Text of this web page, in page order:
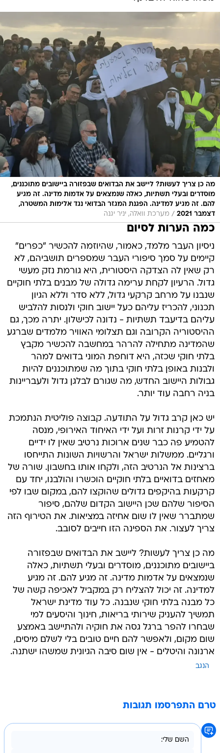
מה כן צריך לעשות? ליישב את הבדואים שבפזורה ביישובים מתוכננים,
מוסדרים ובעלי תשתיות, כאלה שנמצאים על אדמות מדינה. זה מגיע
להם. זה מגיע למדינה. הפגנת המגזר הבדואי נגד אלימות המשטרה,
דצמבר 2021
/ מערכת וואלה, יניר יגנה
כמה הערות לסיום
ניסיון העבר מלמד, כאמור, שהיוזמה להכשיר "כפרים"
קיימים על סמך סיפורי העבר שמספרים תושביהם, לא
רק שאין לה הצדקה היסטורית, היא גורמת נזק מעשי
גדול. הרעיון לקחת ערימה גדולה של מבנים בלתי חוקיים
שנבנו על מרחב קרקעי גדול, ללא סדר וללא הגיון
תכנוני, להכריז עליהם כעל יישוב חוקי ולנסות להלביש
עליהם בדיעבד תשתיות - נדונה לכישלון. יתרה מכך, גם
ההיסטוריה הקרובה וגם תצלומי האוויר מלמדים שברגע
שהמדינה מתחילה להרהר במחשבה להכשיר מקבץ
בלתי חוקי שכזה, היא דוחפת המוני בדואים למהר
ולבנות באופן בלתי חוקי בתוך מה שמתוכננים להיות
גבולות היישוב החדש, מה שגורם לבלגן גדול ולעבריינות
בניה רחבה עוד יותר.
יש כאן קרב גדול על התודעה. קבוצה פוליטית הנתמכת
על ידי קרנות זרות ועל ידי האיחוד האירופי, מנסה
להטמיע פה כבר שנים ארוכות נרטיב שאין לו ידיים
ורגליים. ממשלות ישראל והרשויות השונות התייחסו
ברצינות אל הנרטיב הזה, ולקחו אותו בחשבון. שורה של
מאחזים בדואיים בלתי חוקיים הוכשרו והולבנו, יחד עם
קרקעות בהיקפים גדולים שהוקצו להם, במקום שבו לפי
הסיפור שלהם שכן היישוב הקדום שלהם, סיפור
שמתברר שאין לו שום אחיזה במציאות. את הטירוף הזה
צריך לעצור. את הספינה הזו חייבים לסובב.
מה כן צריך לעשות? ליישב את הבדואים שבפזורה
ביישובים מתוכננים, מוסדרים ובעלי תשתיות, כאלה
שנמצאים על אדמות מדינה. זה מגיע להם. זה מגיע
למדינה. זה יכול להצליח רק במקביל לאכיפה קשה של
כל מבנה בלתי חוקי שנבנה. כל עוד מדינת ישראל
תמשיך להעניק שירותי בריאות, חינוך והיסעים למי
שבחרו להפר ברגל גסה את חוקיה ולהתיישב באמצע
שום מקום, ולאפשר להם חיים טובים בלי לשלם מיסים,
ארנונה והיטלים - אין שום סיבה הגיונית שמשהו ישתנה.
הנגב
טרם התפרסמו תגובות